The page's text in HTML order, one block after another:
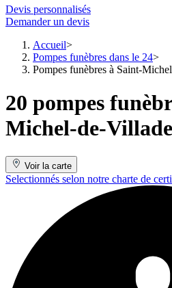
Devis personnalisés
Demander un devis
Accueil
Pompes funèbres dans le 24
Pompes funèbres à Saint-
20 pompes
Michel-de-
Voir la carte
Selectionnés selon notre charte de